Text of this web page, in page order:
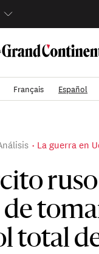
Français Español
La guerra en
ruso
total